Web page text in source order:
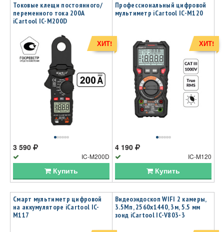
Токовые клещи постоянного/
переменного тока 200A
iCartool IC-M200D
3 590
IC-M200D
Купить
ХИТ!
Профессиональный цифровой
мультиметр iCartool IC-M120
4 190
IC-M120
Купить
ХИТ!
Смарт мультиметр цифровой
на аккумуляторе iCartool IC-
M117
Видеоэндоскоп WIFI 2 камеры,
3.5Мп, 2560x1440, 3м, 5.5 мм
зонд iCartool IC-V803-3